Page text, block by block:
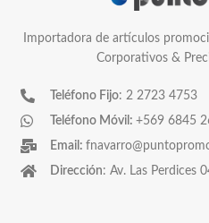
Importadora de artículos
Corporativos &
Teléfono Fijo: 2 2723 4753
Teléfono Móvil: +569 6845
Email:
Dirección: Av. Las Perdices